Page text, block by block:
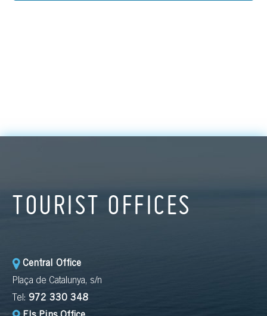
TOURIST OFFICES
Central Office
Plaça de Catalunya, s/n
Tel: 972 330 348